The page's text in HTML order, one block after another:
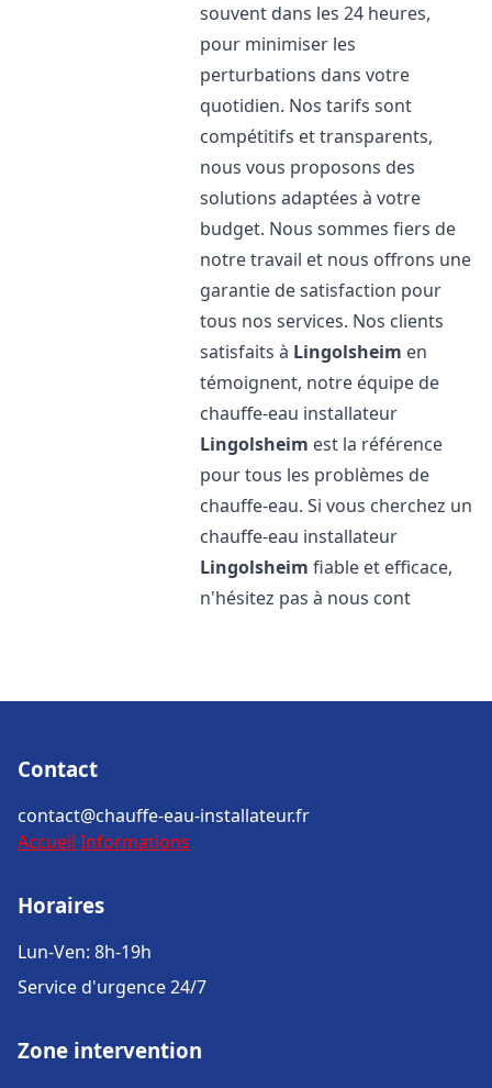
souvent dans les 24 heures,
pour minimiser les
perturbations dans votre
quotidien. Nos tarifs sont
compétitifs et transparents,
nous vous proposons des
solutions adaptées à votre
budget. Nous sommes fiers de
notre travail et nous offrons une
garantie de satisfaction pour
tous nos services. Nos clients
satisfaits à Lingolsheim en
témoignent, notre équipe de
chauffe-eau installateur
Lingolsheim est la référence
pour tous les problèmes de
chauffe-eau. Si vous cherchez un
chauffe-eau installateur
Lingolsheim fiable et efficace,
n'hésitez pas à nous cont
Contact
contact@chauffe-eau-installateur.fr
Accueil Informations
Horaires
Lun-Ven: 8h-19h
Service d'urgence 24/7
Zone intervention